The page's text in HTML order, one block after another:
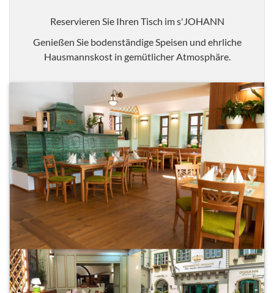
Reservieren Sie Ihren Tisch im s'JOHANN
Genießen Sie bodenständige Speisen und ehrliche
Hausmannskost in gemütlicher Atmosphäre.